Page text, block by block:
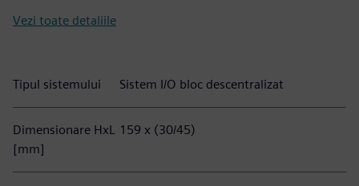
Vezi toate detaliile
Tipul sistemului Sistem I/O bloc descentralizat
Dimensionare HxL
[mm]
159 x (30/45)